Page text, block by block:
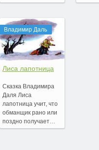
Владимир Даль
Лиса лапотница
Сказка Владимира
Даля Лиса
лапотница учит, что
обманщик рано или
поздно получает…